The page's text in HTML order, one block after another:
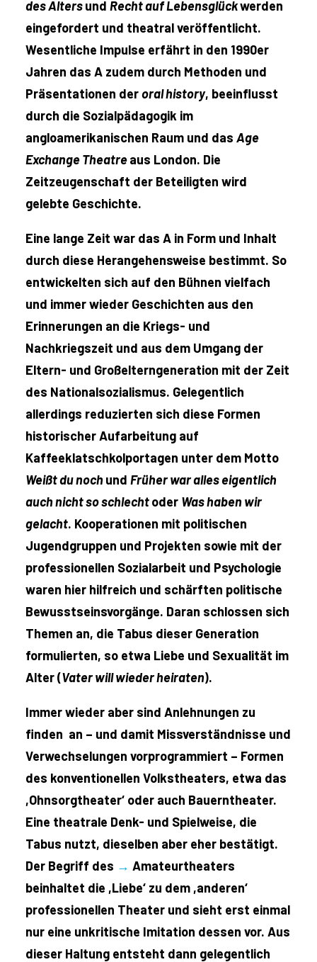
des Altersund Recht auf Lebensglückwerden
eingefordert und theatral veröffentlicht.
Wesentliche Impulse erfährt in den 1990er
Jahren das A zudem durch Methoden und
Präsentationen deroral history, beeinflusst
durch die Sozialpädagogik im
angloamerikanischen Raum und das Age
Exchange Theatreaus London. Die
Zeitzeugenschaft der Beteiligten wird
gelebte Geschichte.
Eine lange Zeit war das A in Form und Inhalt
durch diese Herangehensweise bestimmt. So
entwickelten sich auf den Bühnen vielfach
und immer wieder Geschichten aus den
Erinnerungen an die Kriegs- und
Nachkriegszeit und aus dem Umgang der
Eltern- und Großelterngeneration mit der Zeit
des Nationalsozialismus. Gelegentlich
allerdings reduzierten sich diese Formen
historischer Aufarbeitung auf
Kaffeeklatschkolportagen unter dem Motto
Weißt du noch und Früher war alles eigentlich
auch nicht so schlechtoder Was haben wir
gelacht. Kooperationen mit politischen
Jugendgruppen und Projekten sowie mit der
professionellen Sozialarbeit und Psychologie
waren hier hilfreich und schärften politische
Bewusstseinsvorgänge. Daran schlossen sich
Themen an, die Tabus dieser Generation
formulierten, so etwa Liebe und Sexualität im
Alter (Vater will wieder heiraten).
Immer wieder aber sind Anlehnungen zu
finden an – und damit Missverständnisse und
Verwechselungen vorprogrammiert – Formen
des konventionellen Volkstheaters, etwa das
,Ohnsorgtheater‘ oder auch Bauerntheater.
Eine theatrale Denk- und Spielweise, die
Tabus nutzt, dieselben aber eher bestätigt.
Der Begriff des → Amateurtheaters
beinhaltet die ,Liebe‘ zu dem ,anderen‘
professionellen Theater und sieht erst einmal
nur eine unkritische Imitation dessen vor. Aus
dieser Haltung entsteht dann gelegentlich